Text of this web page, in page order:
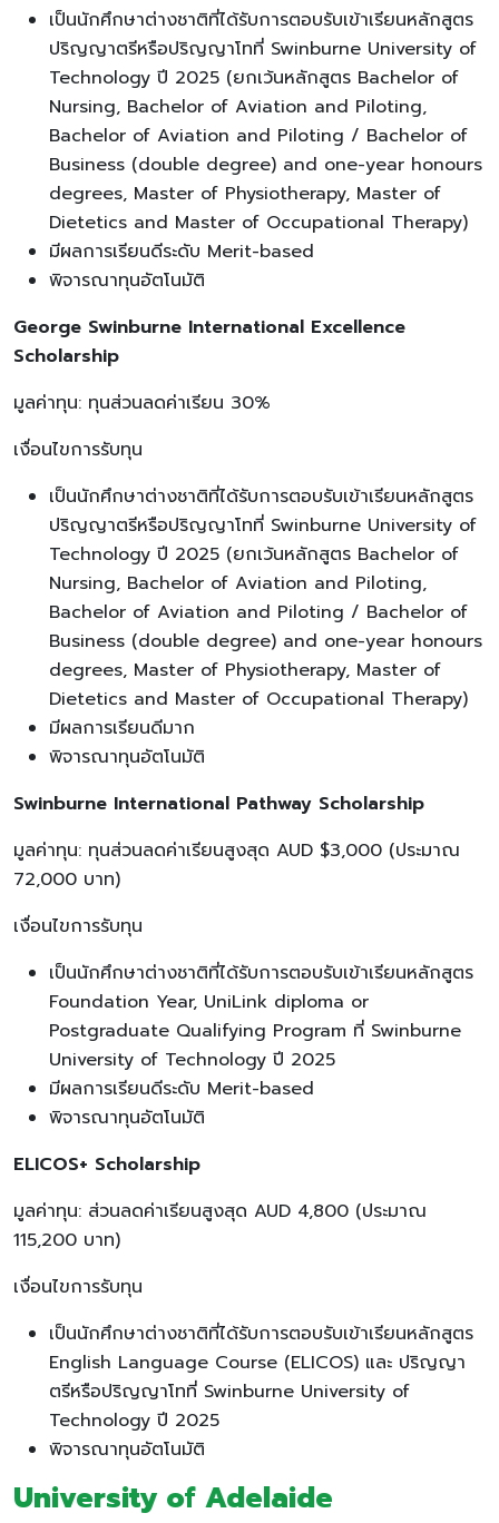
เป็นนักศึกษาต่างชาติที่ได้รับการตอบรับเข้าเรียนหลักสูตร
ปริญญาตรีหรือปริญญาโทที่ Swinburne University of
Technology ปี 2025 (ยกเว้นหลักสูตร Bachelor of
Nursing, Bachelor of Aviation and Piloting,
Bachelor of Aviation and Piloting / Bachelor of
Business (double degree) and one-year honours
degrees, Master of Physiotherapy, Master of
Dietetics and Master of Occupational Therapy)
มีผลการเรียนดีระดับ Merit-based
พิจารณาทุนอัตโนมัติ
George Swinburne International Excellence
Scholarship
มูลค่าทุน: ทุนส่วนลดค่าเรียน 30%
เงื่อนไขการรับทุน
เป็นนักศึกษาต่างชาติที่ได้รับการตอบรับเข้าเรียนหลักสูตร
ปริญญาตรีหรือปริญญาโทที่ Swinburne University of
Technology ปี 2025 (ยกเว้นหลักสูตร Bachelor of
Nursing, Bachelor of Aviation and Piloting,
Bachelor of Aviation and Piloting / Bachelor of
Business (double degree) and one-year honours
degrees, Master of Physiotherapy, Master of
Dietetics and Master of Occupational Therapy)
มีผลการเรียนดีมาก
พิจารณาทุนอัตโนมัติ
Swinburne International Pathway Scholarship
มูลค่าทุน: ทุนส่วนลดค่าเรียนสูงสุด AUD $3,000 (ประมาณ
72,000 บาท)
เงื่อนไขการรับทุน
เป็นนักศึกษาต่างชาติที่ได้รับการตอบรับเข้าเรียนหลักสูตร
Foundation Year, UniLink diploma or
Postgraduate Qualifying Program ที่ Swinburne
University of Technology ปี 2025
มีผลการเรียนดีระดับ Merit-based
พิจารณาทุนอัตโนมัติ
ELICOS+ Scholarship
มูลค่าทุน: ส่วนลดค่าเรียนสูงสุด AUD 4,800 (ประมาณ
115,200 บาท)
เงื่อนไขการรับทุน
เป็นนักศึกษาต่างชาติที่ได้รับการตอบรับเข้าเรียนหลักสูตร
English Language Course (ELICOS) และ ปริญญา
ตรีหรือปริญญาโทที่ Swinburne University of
Technology ปี 2025
พิจารณาทุนอัตโนมัติ
University of Adelaide